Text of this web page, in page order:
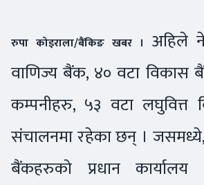
रुपा कोइराला/बैंकिङ खबर । अहिले
वाणिज्य बैंक, ४० वटा विकास
कम्पनीहरु, ५३ वटा लघुवित्त
संचालनमा रहेका छन् ।
बैंकहरुको प्रधान कार्यालय